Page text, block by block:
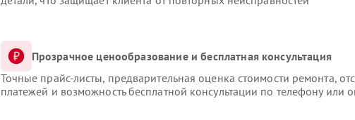
Прозрачное ценообразование и бесплатная консультация
Точные прайс-листы, предварительная оценка стоимости ремонта,
платежей и возможность бесплатной консультации по телефону или